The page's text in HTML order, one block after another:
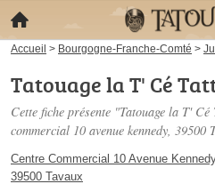
Accueil > Bourgogne-Franche-Comté >
Tatouage la T' Cé
Cette fiche présente "Tatouage la T'
commercial 10 avenue kennedy, 39500
Centre Commercial 10 Avenue
39500 Tavaux